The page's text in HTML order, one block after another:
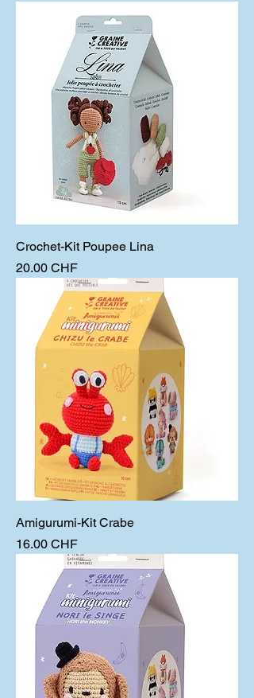
Crochet-Kit Poupee Lina
Prix
20.00 CHF
Amigurumi-Kit Crabe
Prix
16.00 CHF